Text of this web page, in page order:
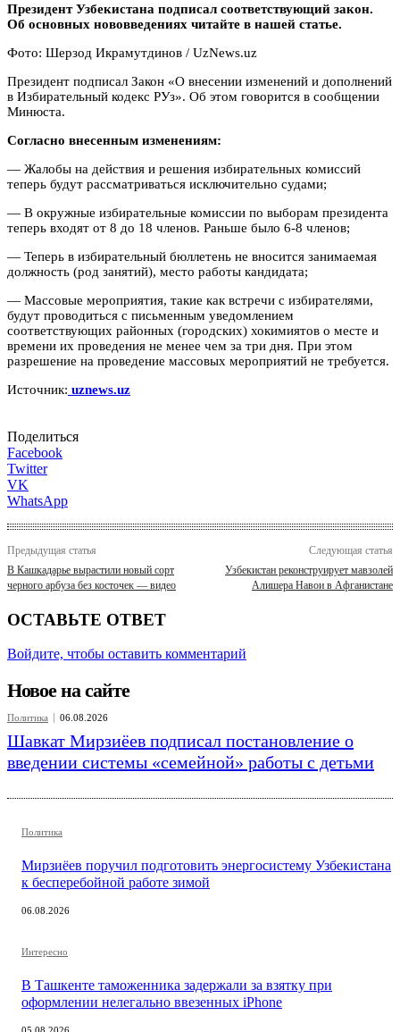
Президент Узбекистана подписал соответствующий закон.
Об основных нововведениях читайте в нашей статье.
Фото: Шерзод Икрамутдинов / UzNews.uz
Президент подписал Закон «О внесении изменений и дополнений
в Избирательный кодекс РУз». Об этом говорится в сообщении
Минюста.
Согласно внесенным изменениям:
— Жалобы на действия и решения избирательных комиссий
теперь будут рассматриваться исключительно судами;
— В окружные избирательные комиссии по выборам президента
теперь входят от 8 до 18 членов. Раньше было 6-8 членов;
— Теперь в избирательный бюллетень не вносится занимаемая
должность (род занятий), место работы кандидата;
— Массовые мероприятия, такие как встречи с избирателями,
будут проводиться с письменным уведомлением
соответствующих районных (городских) хокимиятов о месте и
времени их проведения не менее чем за три дня. При этом
разрешение на проведение массовых мероприятий не требуется.
Источник: uznews.uz
Поделиться
Facebook
Twitter
VK
WhatsApp
Предыдущая статья
В Кашкадарье вырастили новый сорт
черного арбуза без косточек — видео
Следующая статья
Узбекистан реконструирует мавзолей
Алишера Навои в Афганистане
ОСТАВЬТЕ ОТВЕТ
Войдите, чтобы оставить комментарий
Новое на сайте
Политика 06.08.2026
Шавкат Мирзиёев подписал постановление о
введении системы «семейной» работы с детьми
Политика
Мирзиёев поручил подготовить энергосистему Узбекистана
к бесперебойной работе зимой
06.08.2026
Интересно
В Ташкенте таможенника задержали за взятку при
оформлении нелегально ввезенных iPhone